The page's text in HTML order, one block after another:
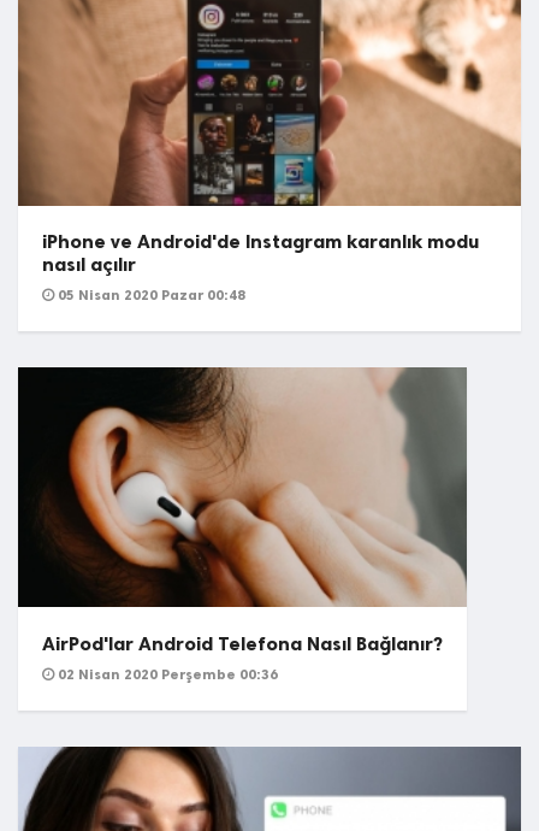
iPhone ve Android'de Instagram karanlık modu
nasıl açılır
05 Nisan 2020 Pazar 00:48
AirPod'lar Android Telefona Nasıl Bağlanır?
02 Nisan 2020 Perşembe 00:36